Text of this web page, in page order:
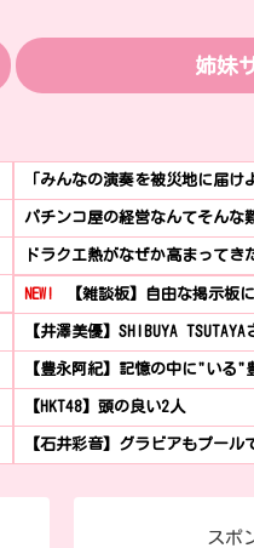
姉妹
「みんなの演奏を被災地に届
パチンコ屋の経営なんてそんな
ドラクエ熱がなぜか高まってき
NEW! 【雑談板】自由な掲示板
【井澤美優】SHIBUYA
【豊永阿紀】記憶の中に"いる
【HKT48】頭の良い2人
【石井彩音】グラビアもプール
スポ